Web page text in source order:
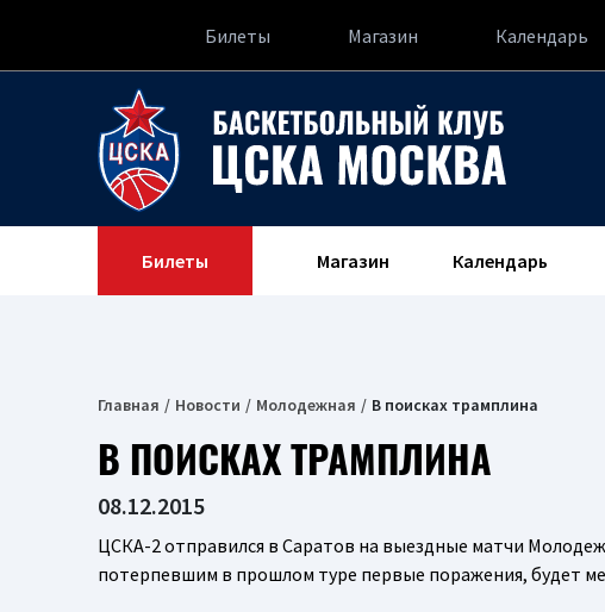
Билеты Магазин Календарь
Билеты Магазин Календарь
Главная Новости Молодежная В поисках трамплина
В ПОИСКАХ ТРАМПЛИНА
08.12.2015
ЦСКА-2 отправился в Саратов на выездные матчи
потерпевшим в прошлом туре первые поражения, будет